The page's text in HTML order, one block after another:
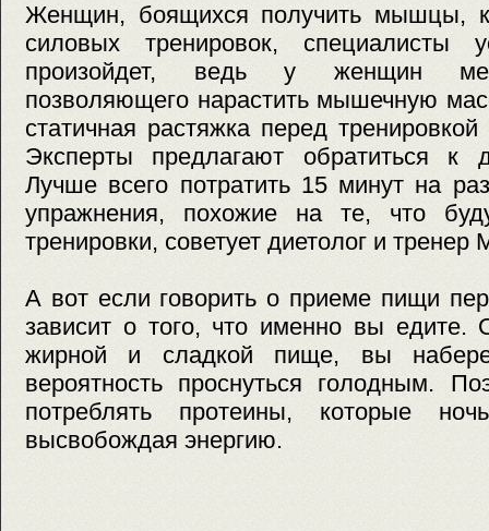
Женщин, боящихся получить мышцы,
силовых тренировок, специалисты
произойдет, ведь у женщин
позволяющего нарастить мышечную
статичная растяжка перед
Эксперты предлагают обратиться к
Лучше всего потратить 15 минут на
упражнения, похожие на те, что
тренировки, советует диетолог и
А вот если говорить о приеме пищи
зависит о того, что именно вы едите.
жирной и сладкой пище, вы
вероятность проснуться голодным.
потреблять протеины, которые
высвобождая энергию.